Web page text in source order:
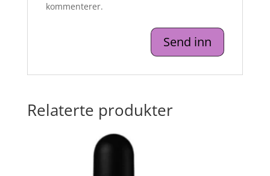
kommenterer.
Relaterte produkter